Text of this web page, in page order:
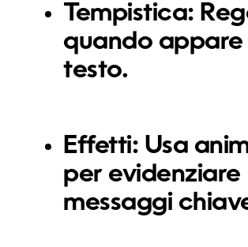
Tempistica:
quando appare
testo.
Effetti: Usa
per evidenziare
messaggi